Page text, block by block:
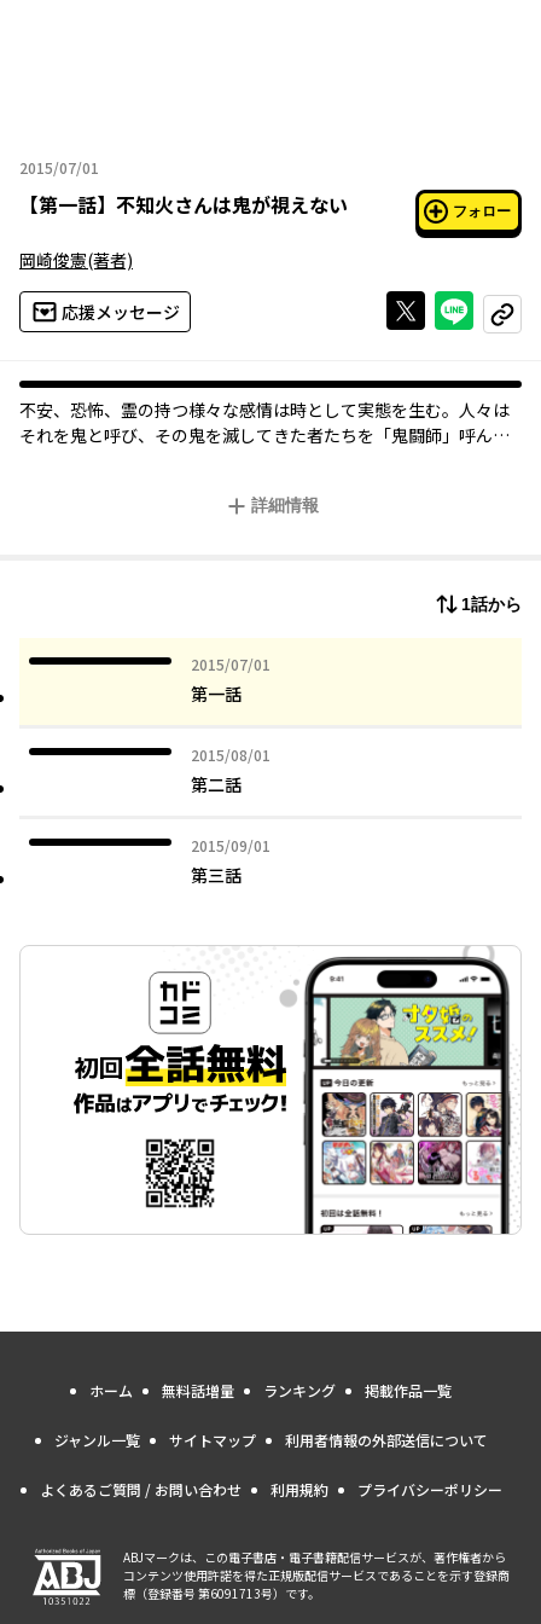
2015/07/01
2015年07月01日
【第一話】 不知火さんは鬼が視えない フォロー
岡崎俊憲(著者)
応援メッセージ Xで投稿する
ライン
コピー
不安、恐怖、霊の持つ様々な感情は時として実態を生む。人々は
それを鬼と呼び、その鬼を滅してきた者たちを「鬼闘師」呼ん
まれていたのだった。ある日、彼が拾ったマルという犬の霊、そ
詳細情報
1話から
2015/07/01
2015年07月01日
第一話
2015/08/01
2015年08月01日
第二話
2015/09/01
2015年09月01日
第三話
ホーム 無料話増量 ランキング 掲載作品一覧
ジャンル一覧 サイトマップ 利用者情報の外部送信について
よくあるご質問 / お問い合わせ 利用規約 プライバシーポリシー
ABJマークは、この電子書店・電子書籍配信サービスが、著作権者から
コンテンツ使用許諾を得た正規版配信サービスであることを示す登録商
標（登録番号 第6091713号）です。